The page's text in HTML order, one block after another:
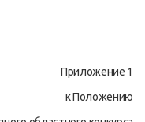
Приложение 1
к Положению